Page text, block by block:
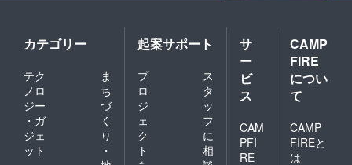
カテゴリー
テク
ノロ
ジー
・ガ
ジェ
ット
ま
ち
づ
く
り
・
起案サポート
プ
ロ
ジ
ェ
ク
ト
ス
タ
ッ
フ
に
相
サ
ー
ビ
ス
CAM
PFI
RE
CAMP
FIRE
につい
て
CAMP
FIREと
は